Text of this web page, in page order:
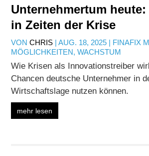
Unternehmertum heute:
in Zeiten der Krise
VONCHRIS |AUG. 18, 2025 | FINAFIX
MÖGLICHKEITEN,WACHSTUM
Wie Krisen als Innovationstreiber
Chancen deutsche Unternehmer in
Wirtschaftslage nutzen können.
mehr lesen